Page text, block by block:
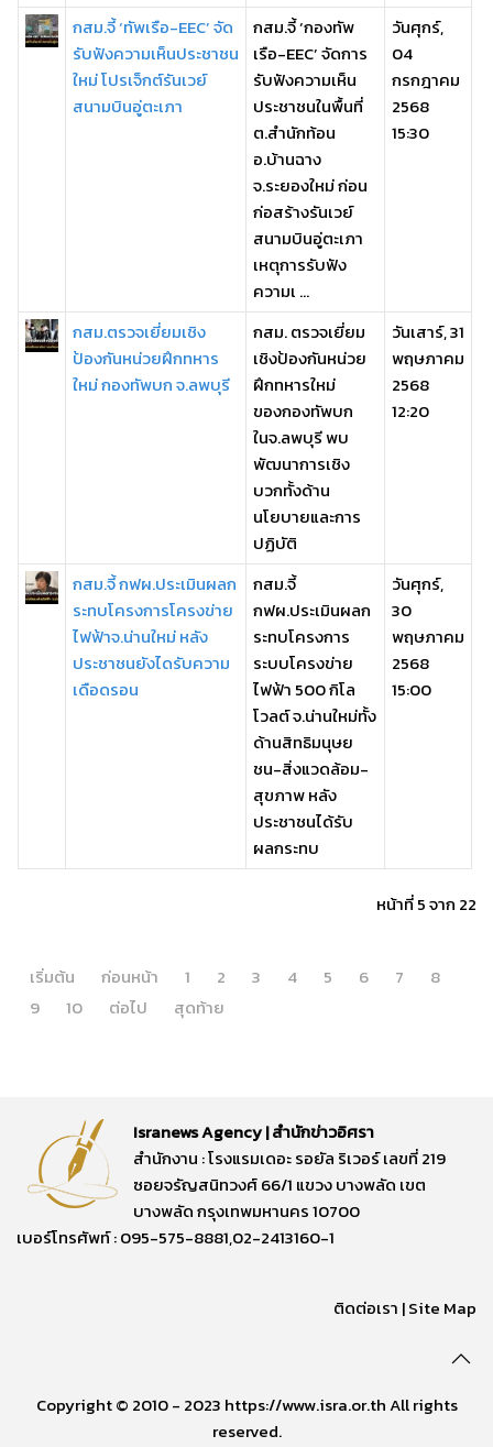
กสม.จี้ ‘ทัพเรือ-EEC’ จัด
รับฟังความเห็นประชาชน
ใหม่ โปรเจ็กต์รันเวย์
สนามบินอู่ตะเภา
กสม.จี้ ‘กองทัพ
เรือ-EEC’ จัดการ
รับฟังความเห็น
ประชาชนในพื้นที่
ต.สำนักท้อน
อ.บ้านฉาง
จ.ระยองใหม่ ก่อน
ก่อสร้างรันเวย์
สนามบินอู่ตะเภา
เหตุการรับฟัง
ความเ ...
วันศุกร์,
04
กรกฎาคม
2568
15:30
กสม.ตรวจเยี่ยมเชิง
ป้องกันหน่วยฝึกทหาร
ใหม่ กองทัพบก จ.ลพบุรี
กสม. ตรวจเยี่ยม
เชิงป้องกันหน่วย
ฝึกทหารใหม่
ของกองทัพบก
ในจ.ลพบุรี พบ
พัฒนาการเชิง
บวกทั้งด้าน
นโยบายและการ
ปฏิบัติ
วันเสาร์, 31
พฤษภาคม
2568
12:20
กสม.จี้ กฟผ.ประเมินผลก
ระทบโครงการโครงข่าย
ไฟฟ้าจ.น่านใหม่ หลัง
ประชาชนยังไดรับความ
เดือดรอน
กสม.จี้
กฟผ.ประเมินผลก
ระทบโครงการ
ระบบโครงข่าย
ไฟฟ้า 500 กิโล
โวลต์ จ.น่านใหม่ทั้ง
ด้านสิทธิมนุษย
ชน-สิ่งแวดล้อม-
สุขภาพ หลัง
ประชาชนได้รับ
ผลกระทบ
วันศุกร์,
30
พฤษภาคม
2568
15:00
หน้าที่ 5 จาก 22
เริ่มต้น ก่อนหน้า 1 2 3 4 5 6 7
8
9
10 ต่อไป สุดท้าย
Isranews Agency | สำนักข่าวอิศรา
สำนักงาน : โรงแรมเดอะ รอยัล ริเวอร์ เลขที่ 219
ซอยจรัญสนิทวงศ์ 66/1 แขวง บางพลัด เขต
บางพลัด กรุงเทพมหานคร 10700
เบอร์โทรศัพท์ : 095-575-8881,02-2413160-1
ติดต่อเรา |Site Map
Copyright © 2010 - 2023 https://www.isra.or.th All rights
reserved.